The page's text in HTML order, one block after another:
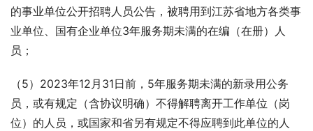
的事业单位公开招聘人员公告，被聘用到江苏省地方各类事
业单位、国有企业单位3年服务期未满的在编（在册）人
员；
（5）2023年12月31日前，5年服务期未满的新录用公务
员，或有规定（含协议明确）不得解聘离开工作单位（岗
位）的人员，或国家和省另有规定不得应聘到此单位的人